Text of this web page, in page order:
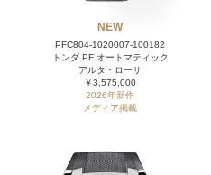
NEW
PFC804-1020007-100182
トンダ PF オートマティック
アルタ・ローサ
￥3,575,000
2026年新作
メディア掲載